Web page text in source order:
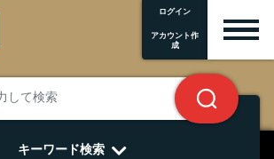
ログイン
アカウント作
成
キーワード検索